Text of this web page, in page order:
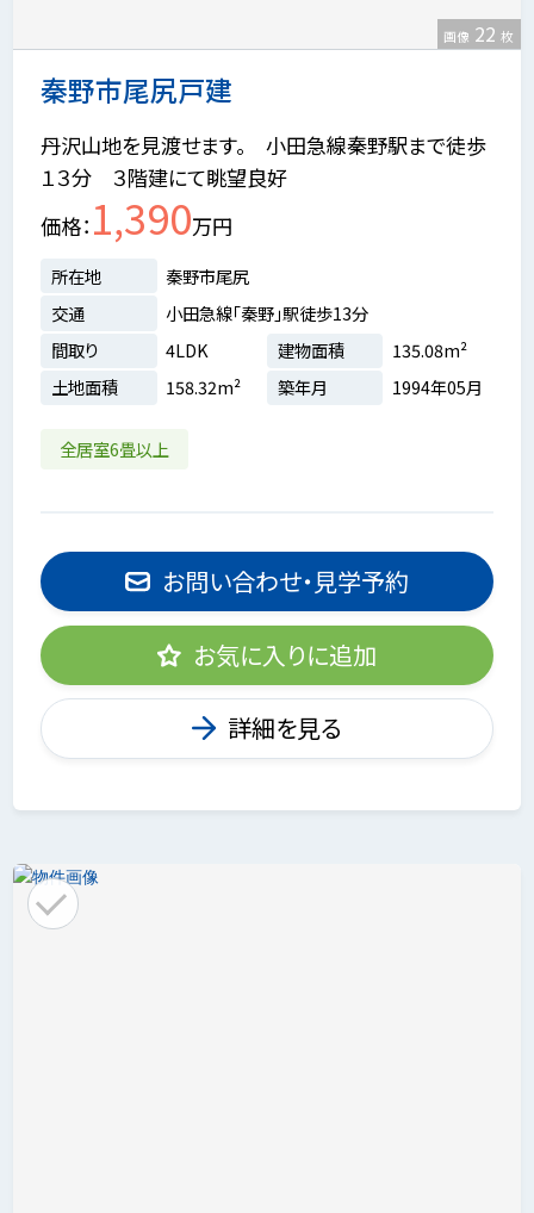
秦野市尾尻戸建
画像 22 枚
丹沢山地を見渡せます。 小田急線秦野駅まで徒歩
１３分 ３階建にて眺望良好
価格 1,390万円
所在地
秦野市尾尻
交通
小田急線「秦野」駅徒歩13分
間取り
4LDK 建物面積
135.08m²
土地面積
158.32m² 築年月 1994年05月
全居室6畳以上
お問い合わせ・見学予約
お気に入りに追加
詳細を見る